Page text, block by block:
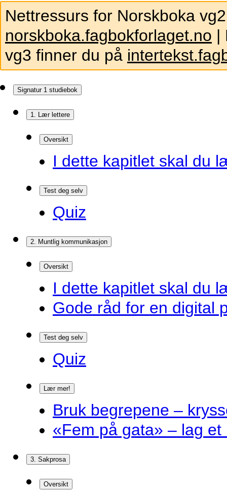
Nettressurs for Norskboka
norskboka.fagbokforlaget.no |
vg3 finner du på
Signatur 1 studiebok
1. Lær lettere
Oversikt
I dette kapitlet skal du
Test deg selv
Quiz
2. Muntlig kommunikasjon
Oversikt
I dette kapitlet skal du
Gode råd for en digital
Test deg selv
Quiz
Lær mer!
Bruk begrepene –
«Fem på gata» – lag et
3. Sakprosa
Oversikt